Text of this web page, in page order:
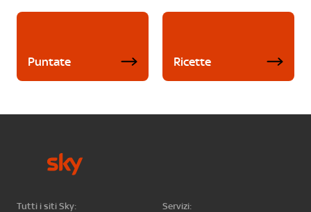
Puntate Ricette
Tutti i siti Sky:
Servizi: